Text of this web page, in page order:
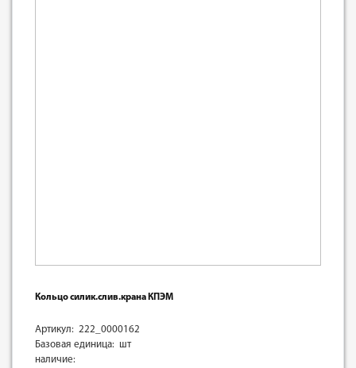
Кольцо силик.слив.крана КПЭМ
Артикул: 222_0000162
Базовая единица: шт
наличие: